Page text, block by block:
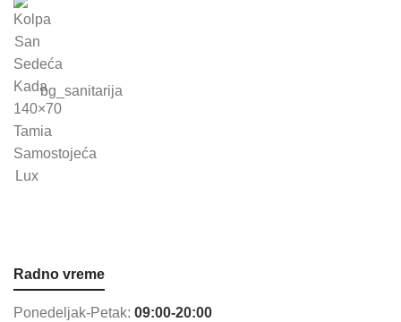
bg_sanitarija
Radno vreme
Ponedeljak-Petak: 09:00-20:00